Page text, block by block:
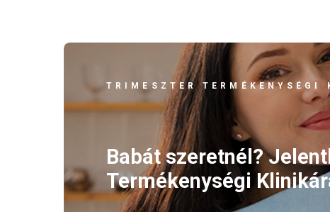
TRIMESZTER TERMÉKENYSÉGI
Babát szeretnél?
Termékenységi